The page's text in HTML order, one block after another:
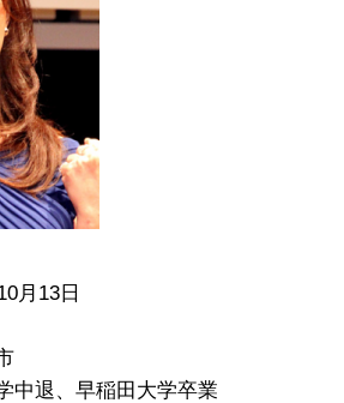
月13日
中退、早稲田大学卒業